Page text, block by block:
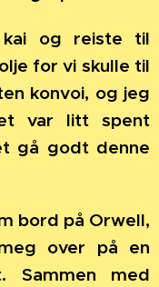
og reiste til
for vi skulle til
konvoi, og jeg
var litt spent
gå godt denne
bord på Orwell,
over på en
Sammen med